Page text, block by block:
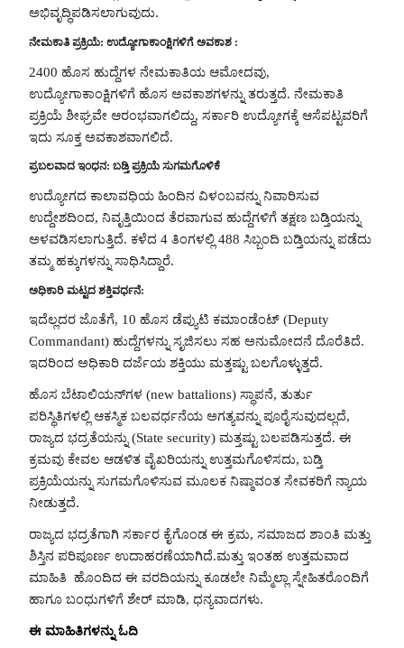
ಅಭಿವೃದ್ಧಿಪಡಿಸಲಾಗುವುದು.
ನೇಮಕಾತಿ ಪ್ರಕ್ರಿಯೆ: ಉದ್ಯೋಗಾಕಾಂಕ್ಷಿಗಳಿಗೆ ಅವಕಾಶ :
2400 ಹೊಸ ಹುದ್ದೆಗಳ ನೇಮಕಾತಿಯ ಆಮೋದವು,
ಉದ್ಯೋಗಾಕಾಂಕ್ಷಿಗಳಿಗೆ ಹೊಸ ಅವಕಾಶಗಳನ್ನು ತರುತ್ತದೆ. ನೇಮಕಾತಿ
ಪ್ರಕ್ರಿಯೆ ಶೀಘ್ರವೇ ಆರಂಭವಾಗಲಿದ್ದು, ಸರ್ಕಾರಿ ಉದ್ಯೋಗಕ್ಕೆ ಆಸೆಪಟ್ಟವರಿಗೆ
ಇದು ಸೂಕ್ತ ಅವಕಾಶವಾಗಲಿದೆ.
ಪ್ರಬಲವಾದ ಇಂಧನ: ಬಡ್ತಿ ಪ್ರಕ್ರಿಯೆ ಸುಗಮಗೊಳಿಕೆ
ಉದ್ಯೋಗದ ಕಾಲಾವಧಿಯ ಹಿಂದಿನ ವಿಳಂಬವನ್ನು ನಿವಾರಿಸುವ
ಉದ್ದೇಶದಿಂದ, ನಿವೃತ್ತಿಯಿಂದ ತೆರವಾಗುವ ಹುದ್ದೆಗಳಿಗೆ ತಕ್ಷಣ ಬಡ್ತಿಯನ್ನು
ಅಳವಡಿಸಲಾಗುತ್ತಿದೆ. ಕಳೆದ 4 ತಿಂಗಳಲ್ಲಿ 488 ಸಿಬ್ಬಂದಿ ಬಡ್ತಿಯನ್ನು ಪಡೆದು
ತಮ್ಮ ಹಕ್ಕುಗಳನ್ನು ಸಾಧಿಸಿದ್ದಾರೆ.
ಅಧಿಕಾರಿ ಮಟ್ಟದ ಶಕ್ತಿವರ್ಧನೆ:
ಇದೆಲ್ಲದರ ಜೊತೆಗೆ, 10 ಹೊಸ ಡೆಪ್ಯುಟಿ ಕಮಾಂಡೆಂಟ್ (Deputy
Commandant) ಹುದ್ದೆಗಳನ್ನು ಸೃಜಿಸಲು ಸಹ ಅನುಮೋದನೆ ದೊರೆತಿದೆ.
ಇದರಿಂದ ಅಧಿಕಾರಿ ದರ್ಜೆಯ ಶಕ್ತಿಯು ಮತ್ತಷ್ಟು ಬಲಗೊಳ್ಳುತ್ತದೆ.
ಹೊಸ ಬೆಟಾಲಿಯನ್‌ಗಳ (new battalions) ಸ್ಥಾಪನೆ, ತುರ್ತು
ಪರಿಸ್ಥಿತಿಗಳಲ್ಲಿ ಆಕಸ್ಮಿಕ ಬಲವರ್ಧನೆಯ ಅಗತ್ಯವನ್ನು ಪೂರೈಸುವುದಲ್ಲದೆ,
ರಾಜ್ಯದ ಭದ್ರತೆಯನ್ನು (State security) ಮತ್ತಷ್ಟು ಬಲಪಡಿಸುತ್ತದೆ. ಈ
ಕ್ರಮವು ಕೇವಲ ಆಡಳಿತ ವೈಖರಿಯನ್ನು ಉತ್ತಮಗೊಳಿಸದು, ಬಡ್ತಿ
ಪ್ರಕ್ರಿಯೆಯನ್ನು ಸುಗಮಗೊಳಿಸುವ ಮೂಲಕ ನಿಷ್ಠಾವಂತ ಸೇವಕರಿಗೆ ನ್ಯಾಯ
ನೀಡುತ್ತದೆ.
ರಾಜ್ಯದ ಭದ್ರತೆಗಾಗಿ ಸರ್ಕಾರ ಕೈಗೊಂಡ ಈ ಕ್ರಮ, ಸಮಾಜದ ಶಾಂತಿ ಮತ್ತು
ಶಿಸ್ತಿನ ಪರಿಪೂರ್ಣ ಉದಾಹರಣೆಯಾಗಿದೆ.ಮತ್ತು ಇಂತಹ ಉತ್ತಮವಾದ
ಮಾಹಿತಿ ಹೊಂದಿದ ಈ ವರದಿಯನ್ನು ಕೂಡಲೇ ನಿಮ್ಮೆಲ್ಲಾ ಸ್ನೇಹಿತರೊಂದಿಗೆ
ಹಾಗೂ ಬಂಧುಗಳಿಗೆ ಶೇರ್ ಮಾಡಿ, ಧನ್ಯವಾದಗಳು.
ಈ ಮಾಹಿತಿಗಳನ್ನು ಓದಿ